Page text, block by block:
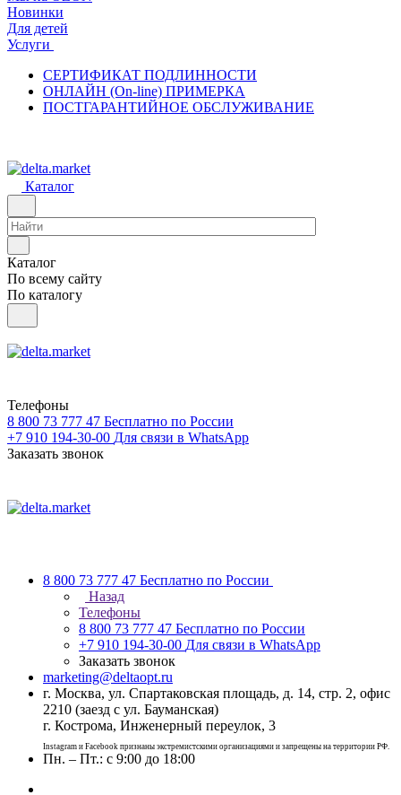
Новинки
Для детей
Услуги
СЕРТИФИКАТ ПОДЛИННОСТИ
ОНЛАЙН (On-line) ПРИМЕРКА
ПОСТГАРАНТИЙНОЕ ОБСЛУЖИВАНИЕ
Каталог
Каталог
По всему сайту
По каталогу
Телефоны
8 800 73 777 47 Бесплатно по России
+7 910 194-30-00 Для связи в WhatsApp
Заказать звонок
8 800 73 777 47 Бесплатно по России
Назад
Телефоны
8 800 73 777 47 Бесплатно по России
+7 910 194-30-00 Для связи в WhatsApp
Заказать звонок
marketing@deltaopt.ru
г. Москва, ул. Спартаковская площадь, д. 14, стр. 2, офис
2210 (заезд с ул. Бауманская)
г. Кострома, Инженерный переулок, 3
Instagram и Facebook признаны экстремистскими организациями и запрещены на территории РФ.
Пн. – Пт.: с 9:00 до 18:00